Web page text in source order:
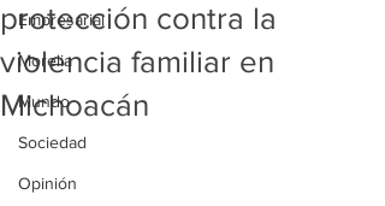
Empresarial
Morelia
Mundo
Sociedad
Opinión
protección contra la
violencia familiar en
Michoacán